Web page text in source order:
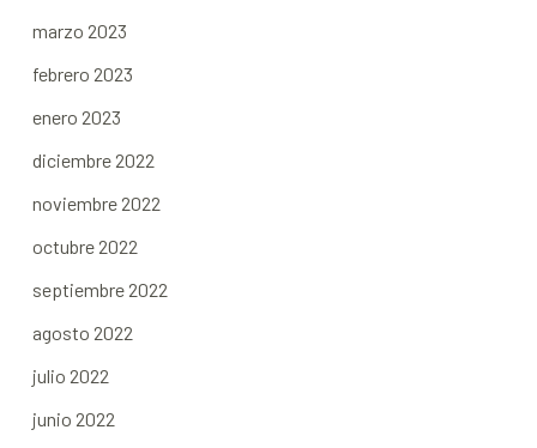
marzo 2023
febrero 2023
enero 2023
diciembre 2022
noviembre 2022
octubre 2022
septiembre 2022
agosto 2022
julio 2022
junio 2022